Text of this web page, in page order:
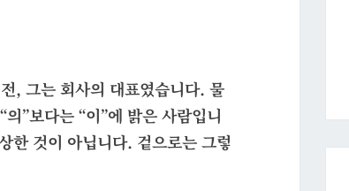
, 그는 회사의 대표였습니다. 물
”보다는 “이”에 밝은 사람입니
한 것이 아닙니다. 겉으로는 그렇